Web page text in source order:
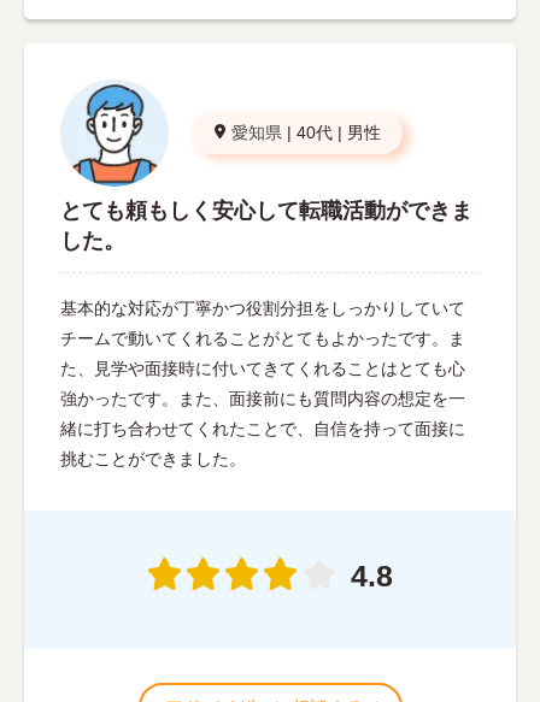
愛知県 | 40代 | 男性
とても頼もしく安心して転職活動ができま
した。
基本的な対応が丁寧かつ役割分担をしっかりしていて
チームで動いてくれることがとてもよかったです。ま
た、見学や面接時に付いてきてくれることはとても心
強かったです。また、面接前にも質問内容の想定を一
緒に打ち合わせてくれたことで、自信を持って面接に
挑むことができました。
4.8